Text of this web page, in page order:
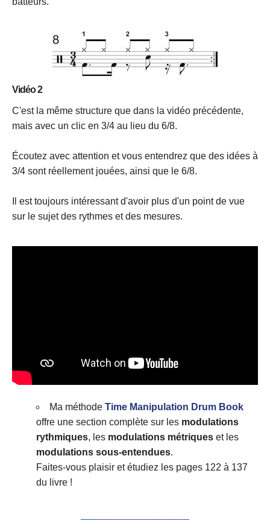
Vidéo 2
C'est la même structure que dans la vidéo précédente,
mais avec un clic en 3/4 au lieu du 6/8.
Écoutez avec attention et vous entendrez que des idées à
3/4 sont réellement jouées, ainsi que le 6/8.
Il est toujours intéressant d'avoir plus d'un point de vue
sur le sujet des rythmes et des mesures.
Ma méthode Time Manipulation Drum Book
offre une section complète sur les modulations
rythmiques, les modulations métriques et les
modulations sous-entendues.
Faites-vous plaisir et étudiez les pages 122 à 137
du livre !